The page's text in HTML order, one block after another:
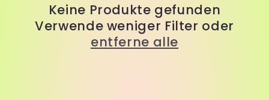
Keine Produkte gefunden
Verwende weniger Filter oder
entferne alle